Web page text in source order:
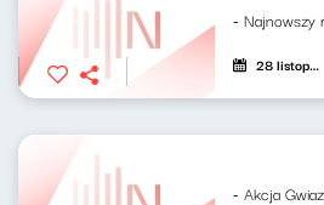
28 listopada 2024